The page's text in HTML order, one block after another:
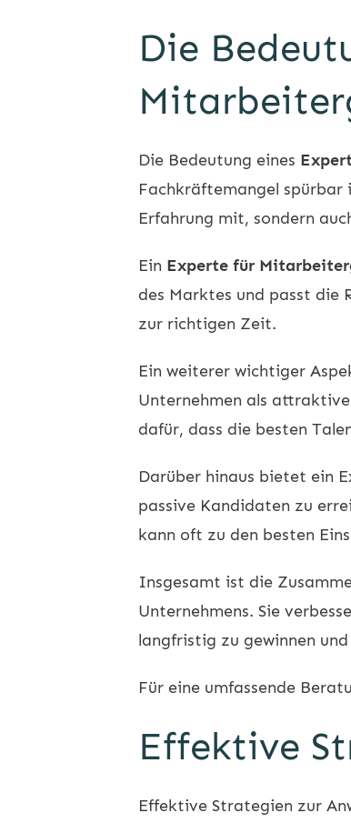
Die
Die Bedeutung eines
Fachkräftemangel
Erfahrung mit, sondern
Ein Experte für
des Marktes und passt die
zur richtigen Zeit.
Ein weiterer wichtiger
Unternehmen als
dafür, dass die besten
Darüber hinaus bietet ein
passive Kandidaten zu
kann oft zu den besten
Insgesamt ist die
Unternehmens. Sie
langfristig zu gewinnen
Für eine umfassende
Effektive
Effektive Strategien zur